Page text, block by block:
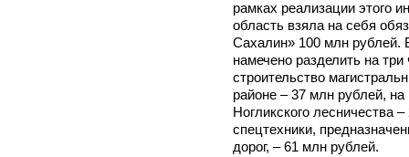
рамках реализации этого
область взяла на себя
Сахалин» 100 млн
намечено разделить на
строительство
районе – 37 млн рублей, на
Ногликского лесничества
спецтехники,
дорог, – 61 млн рублей.